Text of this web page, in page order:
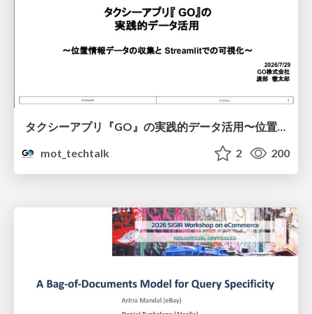
タクシーアプリ『GO』の実践的データ活用〜位置情報データの収集とStreamlitでの可視化〜
mot_techtalk
2 200